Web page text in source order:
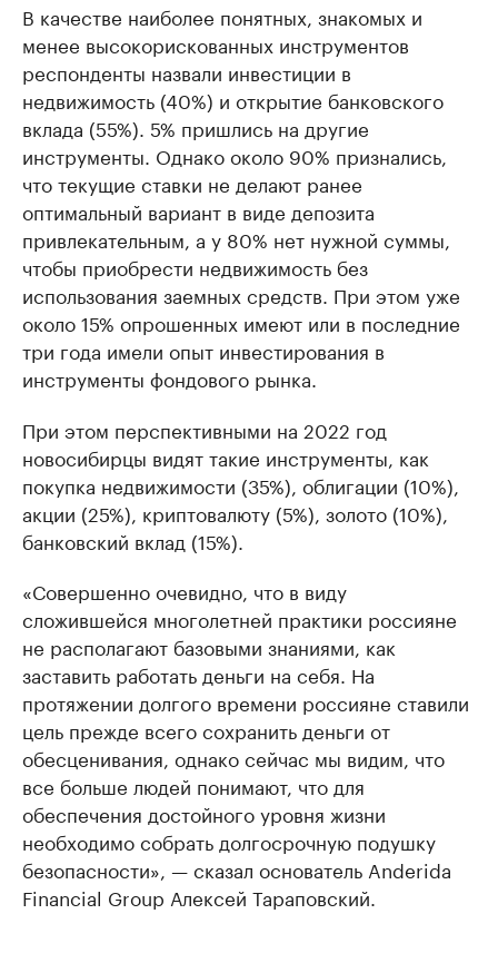
В качестве наиболее понятных, знакомых и
менее высокорискованных инструментов
респонденты назвали инвестиции в
недвижимость (40%) и открытие банковского
вклада (55%). 5% пришлись на другие
инструменты. Однако около 90% признались,
что текущие ставки не делают ранее
оптимальный вариант в виде депозита
привлекательным, а у 80% нет нужной суммы,
чтобы приобрести недвижимость без
использования заемных средств. При этом уже
около 15% опрошенных имеют или в последние
три года имели опыт инвестирования в
инструменты фондового рынка.
При этом перспективными на 2022 год
новосибирцы видят такие инструменты, как
покупка недвижимости (35%), облигации (10%),
акции (25%), криптовалюту (5%), золото (10%),
банковский вклад (15%).
«Совершенно очевидно, что в виду
сложившейся многолетней практики россияне
не располагают базовыми знаниями, как
заставить работать деньги на себя. На
протяжении долгого времени россияне ставили
цель прежде всего сохранить деньги от
обесценивания, однако сейчас мы видим, что
все больше людей понимают, что для
обеспечения достойного уровня жизни
необходимо собрать долгосрочную подушку
безопасности», — сказал основатель Anderida
Financial Group Алексей Тараповский.